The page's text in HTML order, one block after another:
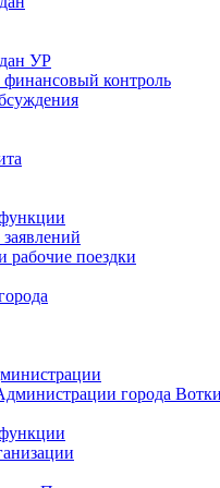
УР
контроль
поездки
города